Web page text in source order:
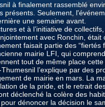
à finalement rassemblé
présents. Seulement,
une semaine avant.
et à l’initiative de collectifs,
avec Ronchin, était
faisait partie des “fiertés
mairie LFI, qui comprend
tout de même place cette
l’explique par des
de mairie en mars. La
de la pride, et le retrait
déclenché la colère des
dénoncer la décision le